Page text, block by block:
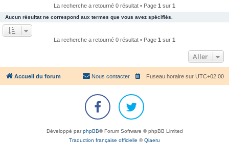
h
e
r
La recherche a retourné 0 résultat • Page 1 sur 1
Aucun résultat ne correspond aux termes que vous avez spécifiés.
La recherche a retourné 0 résultat • Page 1 sur 1
Aller
Accueil du forum Fuseau horaire sur UTC+02:00
Nous contacter
Développé parphpBB® Forum Software © phpBB Limited
Traduction française officielle ©Qiaeru